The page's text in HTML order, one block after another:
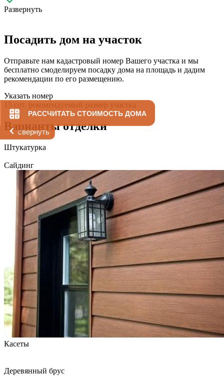
РАССЧИТАТЬ СТОИМОСТЬ ДОМА
свернуть
Развернуть
Посадить дом на участок
Отправьте нам кадастровый номер Вашего участка и мы
бесплатно смоделируем посадку дома на площадь и дадим
рекомендации по его размещению.
Указать номер
15 сот. рекомендуемый размер участка
Варианты отделки
Штукатурка
Сайдинг
Касеты
Деревянный брус